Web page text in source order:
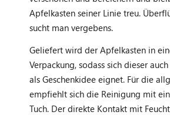
Apfelkasten seiner Linie treu.
sucht man vergebens.
Geliefert wird der Apfelkasten in
Verpackung, sodass sich dieser
als Geschenkidee eignet. Für die
empfiehlt sich die Reinigung mit
Tuch. Der direkte Kontakt mit